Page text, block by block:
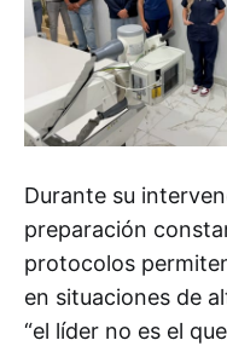
Durante su
preparación
protocolos
en situaciones de
“el líder no es el